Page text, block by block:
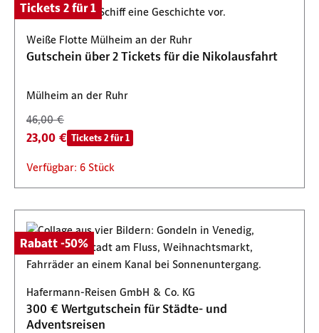
Tickets 2 für 1
Weiße Flotte Mülheim an der Ruhr
Gutschein über 2 Tickets für die Nikolausfahrt
Mülheim an der Ruhr
46,00 €
23,00 € Tickets 2 für 1
Verfügbar: 6 Stück
Rabatt -50%
Hafermann-Reisen GmbH & Co. KG
300 € Wertgutschein für Städte- und
Adventsreisen